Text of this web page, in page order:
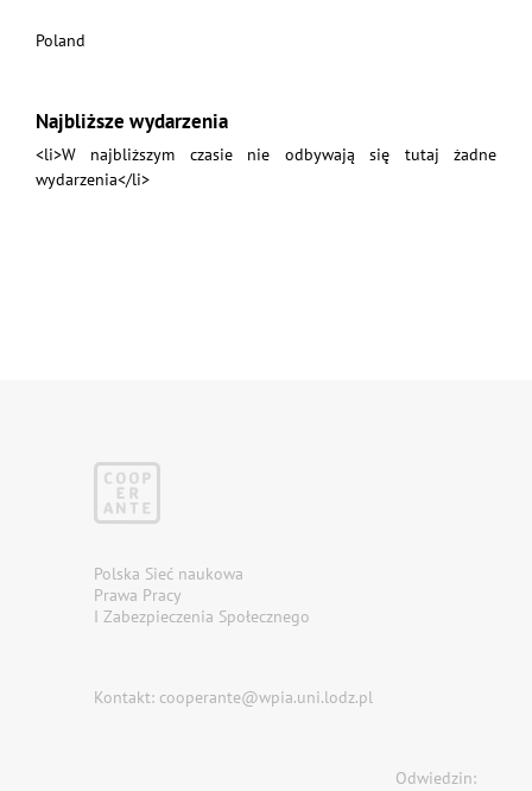
Poland
Najbliższe wydarzenia
<li>W najbliższym czasie nie odbywają się tutaj żadne
wydarzenia</li>
Polska Sieć naukowa
Prawa Pracy
I Zabezpieczenia Społecznego
Kontakt: cooperante@wpia.uni.lodz.pl
Odwiedzin: